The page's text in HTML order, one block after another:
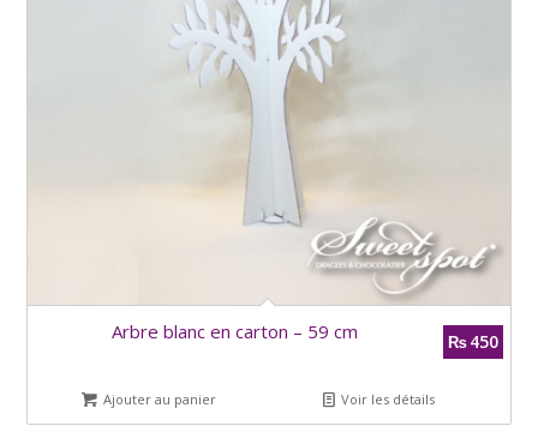
Arbre blanc en carton – 59 cm ₨450
Ajouter au panier Voir les détails